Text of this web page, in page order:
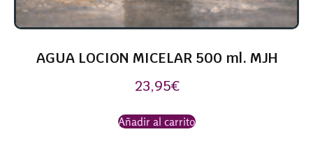
AGUA LOCION MICELAR 500 ml. MJH
23,95€
Añadir al carrito